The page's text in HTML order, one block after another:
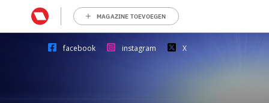
MAGAZINE TOEVOEGEN
facebook instagram X